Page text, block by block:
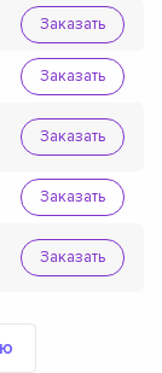
Заказать
Заказать
Заказать
Заказать
Заказать